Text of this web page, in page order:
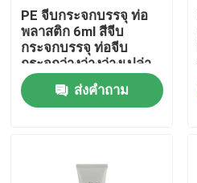
เกี่ยวกับเรา
ทัวร์โรงงาน
การควบคุมคุณภาพ
ติดต่อเรา
PE จีบกระจกบรรจุ ท่อ
พลาสติก 6ml สีจีบ
กระจกบรรจุ ท่อจีบ
กระจกว่างว่างว่างเปล่า
กับโลโก้ของคุณ
ส่งคำถาม